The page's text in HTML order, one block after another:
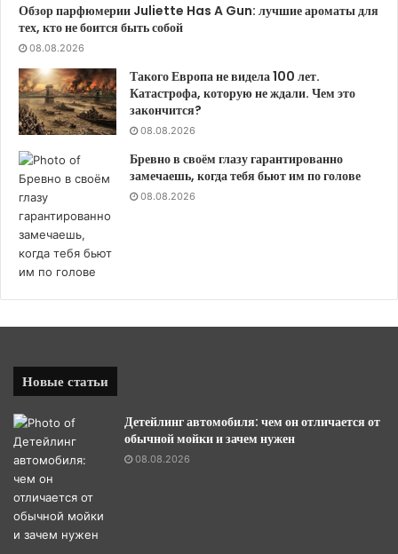
Обзор парфюмерии Juliette Has A Gun: лучшие ароматы для
тех, кто не боится быть собой
08.08.2026
Такого Европа не видела 100 лет.
Катастрофа, которую не ждали. Чем это
закончится?
08.08.2026
Бревно в своём глазу гарантированно
замечаешь, когда тебя бьют им по голове
08.08.2026
Новые статьи
Детейлинг автомобиля: чем он отличается от
обычной мойки и зачем нужен
08.08.2026